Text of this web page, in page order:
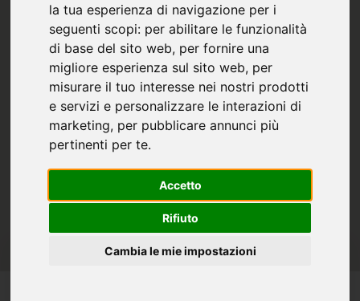
la tua esperienza di navigazione per i
seguenti scopi: per abilitare le funzionalità
di base del sito web, per fornire una
migliore esperienza sul sito web, per
misurare il tuo interesse nei nostri prodotti
e servizi e personalizzare le interazioni di
marketing, per pubblicare annunci più
pertinenti per te.
Accetto
Rifiuto
Cambia le mie impostazioni